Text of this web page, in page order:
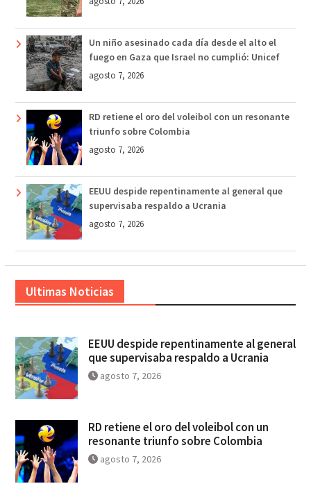
Un niño asesinado cada día desde el alto el
fuego en Gaza que Israel no cumplió: Unicef
agosto 7, 2026
RD retiene el oro del voleibol con un resonante
triunfo sobre Colombia
agosto 7, 2026
EEUU despide repentinamente al general que
supervisaba respaldo a Ucrania
agosto 7, 2026
Ultimas Noticias
EEUU despide repentinamente al general
que supervisaba respaldo a Ucrania
agosto 7, 2026
RD retiene el oro del voleibol con un
resonante triunfo sobre Colombia
agosto 7, 2026